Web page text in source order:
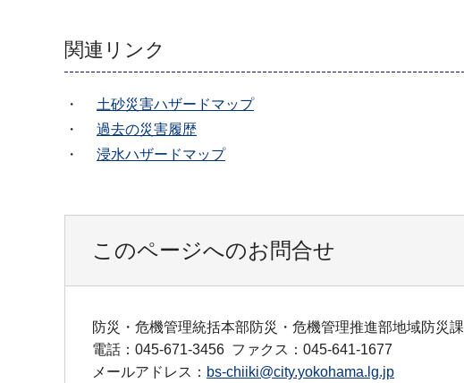
関連リンク
・ 土砂災害ハザードマップ
・ 過去の災害履歴
・ 浸水ハザードマップ
このページへのお問合せ
防災・危機管理統括本部防災・危機管理推進部地域防災課
電話：045-671-3456 ファクス：045-641-1677
メールアドレス： bs-chiiki@city.yokohama.lg.jp